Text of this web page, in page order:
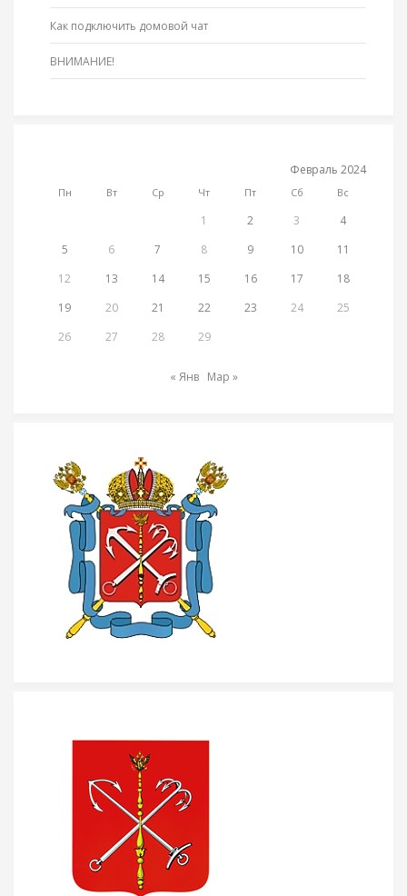
Как подключить домовой чат
ВНИМАНИЕ!
Февраль 2024
Пн Вт Ср Чт Пт Сб Вс
1 2 3
4
5
6 7 8 9 10
11
12
13 14 15 16 17
18
19
20 21 22 23 24
25
26
27 28 29
« Янв Мар »